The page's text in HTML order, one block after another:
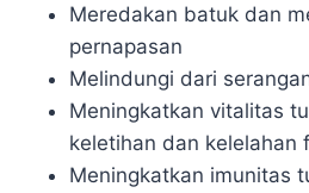
Meredakan batuk dan
pernapasan
Melindungi dari
Meningkatkan vitalitas
keletihan dan kelelahan
Meningkatkan imunitas